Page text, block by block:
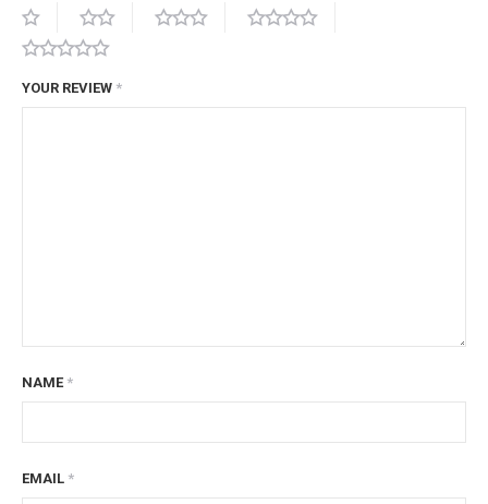
YOUR REVIEW *
NAME *
EMAIL *